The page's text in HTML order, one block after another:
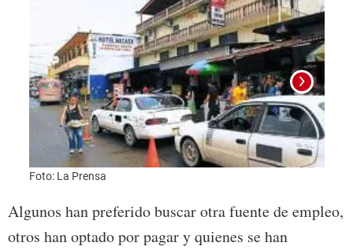
Foto: La Prensa
Algunos han preferido buscar otra fuente de empleo,
otros han optado por pagar y quienes se han